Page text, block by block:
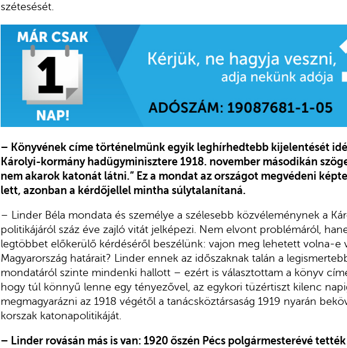
szétesését.
– Könyvének címe történelmünk egyik leghírhedtebb kijelentését
Károlyi-kormány hadügyminisztere 1918. november másodikán
nem akarok katonát látni.” Ez a mondat az országot megvédeni
lett, azonban a kérdőjellel mintha súlytalanítaná.
– Linder Béla mondata és személye a szélesebb közvéleménynek a
politikájáról száz éve zajló vitát jelképezi. Nem elvont problémáról,
legtöbbet előkerülő kérdéséről beszélünk: vajon meg lehetett volna-e
Magyarország határait? Linder ennek az időszaknak talán a
mondatáról szinte mindenki hallott – ezért is választottam a könyv
hogy túl könnyű lenne egy tényezővel, az egykori tüzértiszt kilenc
megmagyarázni az 1918 végétől a tanácsköztársaság 1919 nyarán
korszak katonapolitikáját.
– Linder rovásán más is van: 1920 őszén Pécs polgármesterévé